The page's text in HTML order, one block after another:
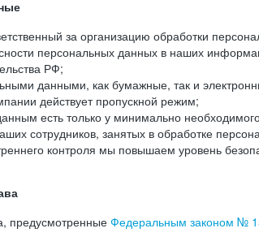
за организацию обработки
персональных данных в наших
РФ;
данными, как бумажные, так и
действует пропускной режим;
есть только у минимально
сотрудников, занятых в обработке
контроля мы повышаем уровень
предусмотренные Федеральным законом №